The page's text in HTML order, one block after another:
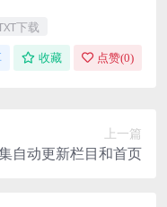
下载
收藏 点赞(0)
上一篇
自动更新栏目和首页